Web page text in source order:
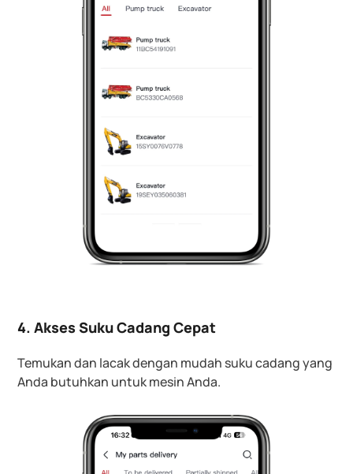
4. Akses Suku Cadang Cepat
Temukan dan lacak dengan mudah suku cadang yang
Anda butuhkan untuk mesin Anda.